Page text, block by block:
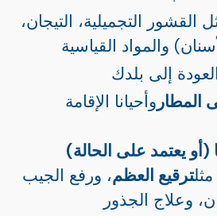
القشور التجميلية، التيجان،
والمواد القياسية
إلى بلدك
المطار وأحيانا الإقامة
(أو يعتمد على الحالة)
ترقيع العظم، ورفع الجيب
وعلاج الجذور